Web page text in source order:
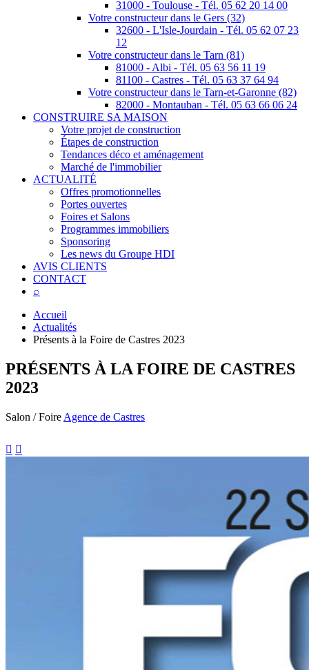
31000 - Toulouse - Tél. 05 62 20 14 00
Votre constructeur dans le Gers (32)
32600 - L'Isle-Jourdain - Tél. 05 62 07 23
12
Votre constructeur dans le Tarn (81)
81000 - Albi - Tél. 05 63 56 11 19
81100 - Castres - Tél. 05 63 37 64 94
Votre constructeur dans le Tarn-et-Garonne (82)
82000 - Montauban - Tél. 05 63 66 06 24
CONSTRUIRE SA MAISON
Votre projet de construction
Étapes de construction
Tendances déco et aménagement
Marché de l'immobilier
ACTUALITÉ
Offres promotionnelles
Portes ouvertes
Foires et Salons
Programmes immobiliers
Sponsoring
Les news du Groupe HDI
AVIS CLIENTS
CONTACT
⌕
Accueil
Actualités
Présents à la Foire de Castres 2023
PRÉSENTS À LA FOIRE DE CASTRES
2023
Salon / Foire Agence de Castres
 